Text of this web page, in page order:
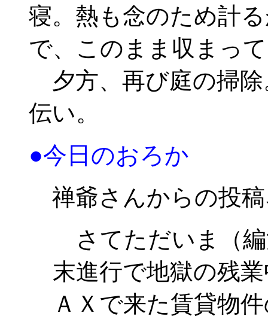
寝。熱も念のため計
で、このまま収まっ
夕方、再び庭の掃除
伝い。
●今日のおろか
禅爺さんからの投
さてただいま（編
末進行で地獄の残
ＡＸで来た賃貸物